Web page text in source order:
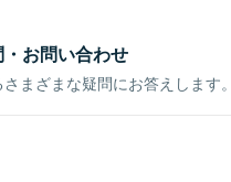
お問い合わせ
まざまな疑問にお答えします。